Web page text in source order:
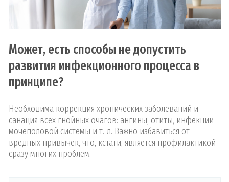
Может, есть способы не допустить
развития инфекционного процесса в
принципе?
Необходима коррекция хронических заболеваний и
санация всех гнойных очагов: ангины, отиты, инфекции
мочеполовой системы и т. д. Важно избавиться от
вредных привычек, что, кстати, является профилактикой
сразу многих проблем.